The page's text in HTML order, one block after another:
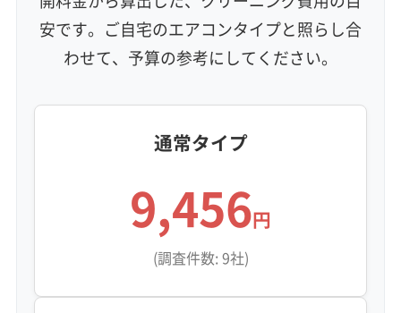
利便性・サービス (12)
定額料金 複数台割引 初回割引
定期メンテナンス
年末年始対応
防カビ・抗菌 消臭処理 防汚コーティング
安です。ご自宅のエアコンタイプと照らし合
わせて、予算の参考にしてください。
通常タイプ
9,456円
(調査件数: 9社)